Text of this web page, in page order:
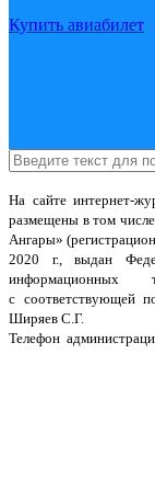
Купить авиабилет
На сайте интернет-
размещены в том числе
Ангары»
2020 г., выдан
информационных
с соответствующей
Ширяев С.Г.
Телефон